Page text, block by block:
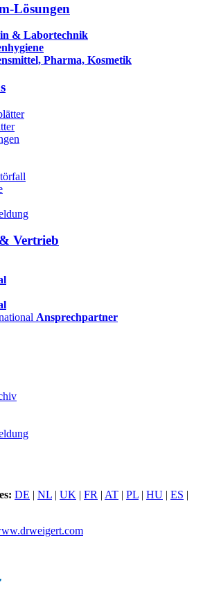
Lösungen
& Labortechnik
Pharma, Kosmetik
Vertrieb
Ansprechpartner
DE | NL | UK | FR | AT | PL | HU | ES |